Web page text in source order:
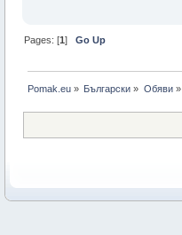
Pages: [1]Go Up
Pomak.eu » Български » Oбяви»